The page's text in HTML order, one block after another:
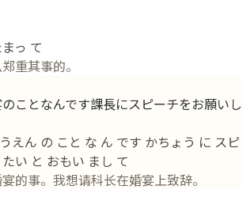
っ て
重其事的。
ことなんです課長にスピーチをお願いし
えん の こと な ん です かちょう に スピ
い と おもい まし て
的事。我想请科长在婚宴上致辞。